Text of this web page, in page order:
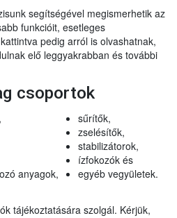
segítségével megismerhetik az
funkcióit, esetleges
pedig arról is olvashatnak,
elő leggyakrabban és további
csoportok
anyagok,
sűrítők,
zselésítők,
stabilizátorok,
ízfokozók és
egyéb vegyületek.
tájékoztatására szolgál. Kérjük,